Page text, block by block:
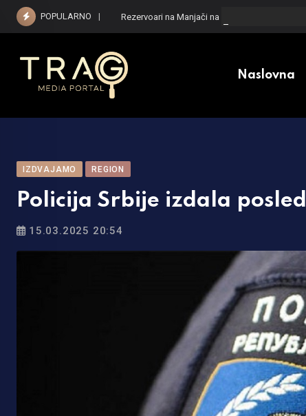
Skip
POPULARNO Rezervoari na Manjači na minimumu: Nove
Naslovna
IZDVAJAMO REGION
Policija Srbije izdala
15.03.2025 20:54